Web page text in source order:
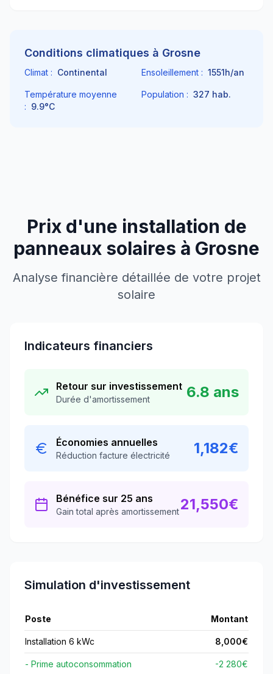
Conditions climatiques à Grosne
Climat : Continental Ensoleillement : 1551h/an
Température moyenne
: 9.9°C
Population : 327 hab.
Prix d'une installation de
panneaux solaires à Grosne
Analyse financière détaillée de votre projet
solaire
Indicateurs financiers
Retour sur investissement
Durée d'amortissement 6.8 ans
Économies annuelles
Réduction facture électricité 1,182€
Bénéfice sur 25 ans
Gain total après amortissement21,550€
Simulation d'investissement
Poste Montant
Installation 6 kWc 8,000€
- Prime autoconsommation -2 280€